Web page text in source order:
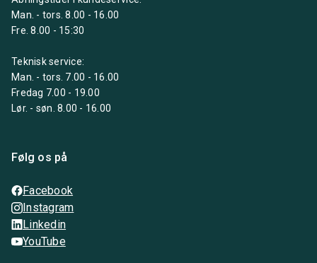
Man. - tors. 8.00 - 16.00
Fre. 8.00 - 15:30
Teknisk service:
Man. - tors. 7.00 - 16.00
Fredag 7.00 - 19.00
Lør. - søn. 8.00 - 16.00
Følg os på
Facebook
Instagram
Linkedin
YouTube